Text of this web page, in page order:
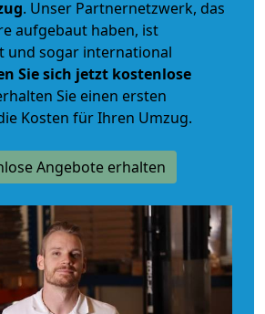
. Unser Partnernetzwerk, das
aufgebaut haben, ist
und sogar international
Sie sich jetzt kostenlose
Sie einen ersten
Kosten für Ihren Umzug.
Angebote erhalten